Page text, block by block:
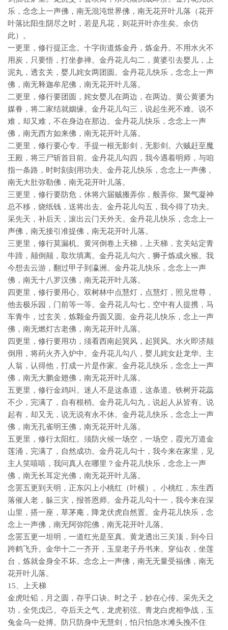
乐，念念上一声佛，南无混沌世界佛，南无花开叶儿落（花开
叶落比阳生阴尽之时，若是凡花，则花开叶亦生矣。余仿
此）。
一更里，修行提正念。十字街道炼金丹，炼金丹。不用水火不
用炭，只要悟，打坐参禅。金丹花儿勾二，黄婆引去婴儿，上
泥丸，透玄关，婴儿姹女两团圆。金丹花儿快乐，念念上一声
佛，南无释迦牟尼佛，南无花开叶儿落。
二更里，修行要团圆，姹女婴儿在两边，在两边。黄公黄婆为
媒眷，将二家结就姻缘。金丹花儿勾三，说起生死不难。说不
难，却又难，不在身边在那边。金丹花儿快乐，念念上一声
佛，南无西方如来佛，南无花开叶儿落。
二更里，修行要心专。手提一根无影剑，无影剑。六贼赶至魔
王殿，将三尸斩首目前。金丹花儿勾四，我今遇着明师，与咱
指一条路，时时刻刻用功夫。金丹花儿快乐，念念上一声佛，
南无大肚弥勒佛，南无花开叶儿落。
三更里，修行要防危，休将六届贼搬弄你，般弄你。聚气凝神
总不移，烧纸钱，送将出去。金丹花儿勾五，我今得了功夫。
采先天，补后天，滚出云门天外天。金丹花儿快乐，念念上一
声佛，南无接引准提佛，南无花开叶儿落。
三更里，修行莫漏机。黄河倒卷上天梯，上天梯，玄关站定青
牛蹄，颠倒颠，取坎填离。金丹花儿勾六，狮子炼成火猴。我
今想去云游，翻过甲子到瀛洲。金丹花儿快乐，念念上一声
佛，南无十八罗汉佛，南无花开叶儿落。
四更里，修行要用心。双树林中点慧灯，点慧灯，照见世尊，
他去极乐园，门前等一等。金丹花儿勾七，空中有人提携，马
车青牛，过玄关，炼颗金丹圆又圆。金丹花儿快乐，念上一声
佛，南无燃灯古老佛，南无花开叶儿落。
四更里，修行要用功，须看西南起巽风，起巽风。水火即济颠
倒用，将药火齐入炉中。金丹花儿勾八，婴儿姹女赴龙华。主
人翁，认得他，打成一片是作家。金丹花儿快乐，念念上一声
佛，南无大鹏金翅佛，南无花开叶儿落。
五更里，修行金鸡叫。迷人不是这条道，这条道。铁树开花蕊
不少，完满了，自有根梢。金丹花儿勾九，说起人从皆有。说
起有，却又无，说无说有永不休。金丹花儿快乐，念念上一声
佛，南无孔雀明王佛，南无花开叶儿落。
五更里，修行太阳红。须防火候一场空，一场空，霞光万道金
莲涌，完满了，自然成功。金丹花儿勾十，我今来在家里，见
主人笑嘻嘻，我问真人在哪里？金丹花儿快乐，念念上一声
佛，南无长耳定光佛，南无花开叶儿落。
念罢五更到天明，正东闪上小桃红（叶横）。小桃红，东生西
落催人老，躲三灾，报答恩师。金丹花儿勾十一，我今来在深
山里，搭一座，草茅庵，降龙伏虎自然置。金丹花儿快乐，念
念上一声佛，南无阿弥陀佛，南无花开叶儿落。
念罢五更一坦明，一道红光是至真。黄龙透出三关顶，到今日
跨鹤飞升。金华十二一齐开，玉皇老子丹书来。穿仙衣，坐莲
台，炼就金身全不坏。念念上一声佛，南无无量受福佛，南无
花开叶儿落。
15、上天梯
金虎吐铅，月之圆，存乎口诀。时之子，妙在心传。采先天之
功，全凭戊己。夺后天之气，龙虎初弦。青龙白虎相争战，玉
兔金乌一处搏。防只防身中无慧剑，怕只怕急水滩头挽不住